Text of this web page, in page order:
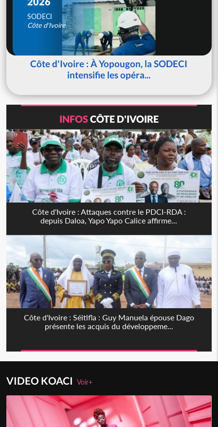
SODECI
Côte d'Ivoire
Côte d'Ivoire : À Yopougon, la SODECI
intensifie les opéra...
INFOSCÔTE D'IVOIRE
Côte d'Ivoire : Attaques contre le PDCI-RDA :
depuis Daloa, Yapo Yapo Calice affirme...
Côte d'Ivoire : Séitifla : Guy Manuela épouse Dago
présente les acquis du développeme...
VIDEO KOACIVoir+